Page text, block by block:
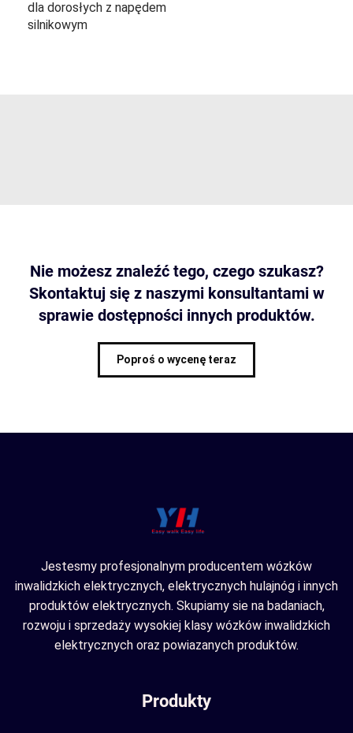
dla dorosłych z napędem
silnikowym
Nie możesz znaleźć tego, czego szukasz?
Skontaktuj się z naszymi konsultantami w
sprawie dostępności innych produktów.
Poproś o wycenę teraz
Jestesmy profesjonalnym producentem wózków
inwalidzkich elektrycznych, elektrycznych hulajnóg i innych
produktów elektrycznych. Skupiamy sie na badaniach,
rozwoju i sprzedaży wysokiej klasy wózków inwalidzkich
elektrycznych oraz powiazanych produktów.
Produkty